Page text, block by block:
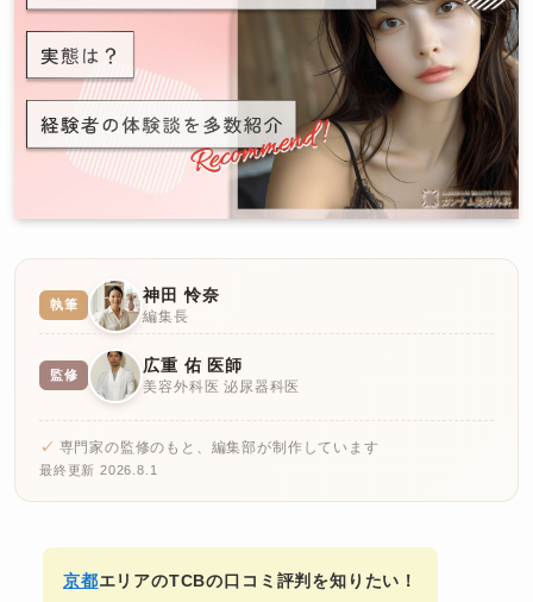
執筆 神田 怜奈
編集長
監修 広重 佑 医師
美容外科医 泌尿器科医
専門家の監修のもと、編集部が制作しています
最終更新 2026.8.1
京都エリアのTCBの口コミ評判を知りたい！